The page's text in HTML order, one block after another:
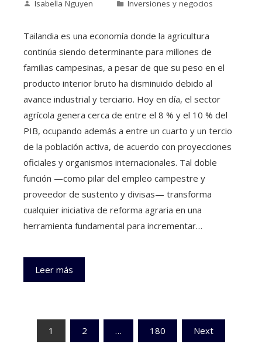
Isabella Nguyen Inversiones y negocios
Tailandia es una economía donde la agricultura
continúa siendo determinante para millones de
familias campesinas, a pesar de que su peso en el
producto interior bruto ha disminuido debido al
avance industrial y terciario. Hoy en día, el sector
agrícola genera cerca de entre el 8 % y el 10 % del
PIB, ocupando además a entre un cuarto y un tercio
de la población activa, de acuerdo con proyecciones
oficiales y organismos internacionales. Tal doble
función —como pilar del empleo campestre y
proveedor de sustento y divisas— transforma
cualquier iniciativa de reforma agraria en una
herramienta fundamental para incrementar…
Leer más
Paginación
1 2 … 180 Next